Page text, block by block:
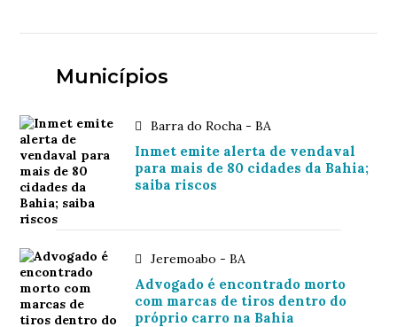
Municípios
Barra do Rocha - BA
Inmet emite alerta de vendaval
para mais de 80 cidades da Bahia;
saiba riscos
Jeremoabo - BA
Advogado é encontrado morto
com marcas de tiros dentro do
próprio carro na Bahia